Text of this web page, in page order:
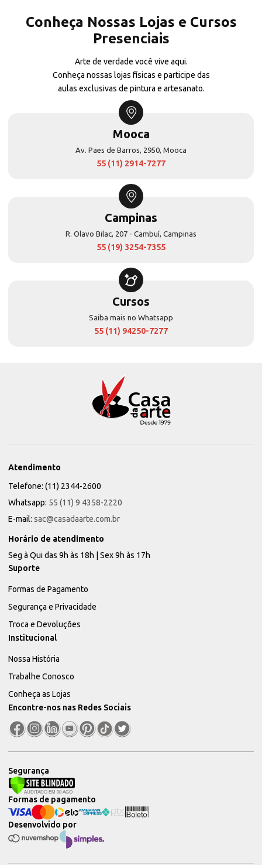
Conheça Nossas Lojas e Cursos
Presenciais
Arte de verdade você vive aqui.
Conheça nossas lojas físicas e participe das
aulas exclusivas de pintura e artesanato.
Mooca
Av. Paes de Barros, 2950, Mooca
55 (11) 2914-7277
Campinas
R. Olavo Bilac, 207 - Cambuí, Campinas
55 (19) 3254-7355
Cursos
Saiba mais no Whatsapp
55 (11) 94250-7277
Atendimento
Telefone: (11) 2344-2600
Whatsapp: 55 (11) 9 4358-2220
E-mail: sac@casadaarte.com.br
Horário de atendimento
Seg à Qui das 9h às 18h | Sex 9h às 17h
Suporte
Formas de Pagamento
Segurança e Privacidade
Troca e Devoluções
Institucional
Nossa História
Trabalhe Conosco
Conheça as Lojas
Encontre-nos nas Redes Sociais
Segurança
Desenvolvido por
Formas de pagamento